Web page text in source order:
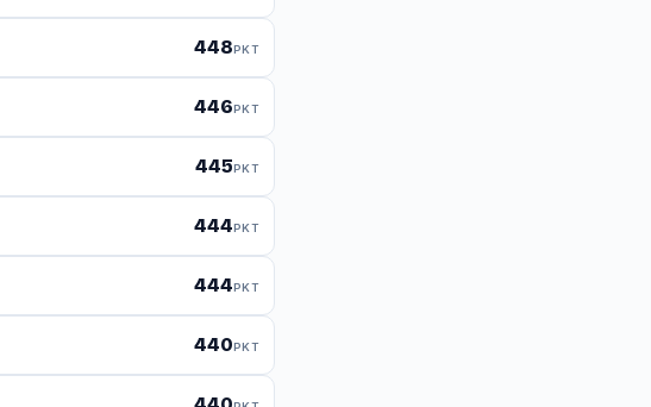
448PKT
446PKT
445PKT
444PKT
444PKT
440PKT